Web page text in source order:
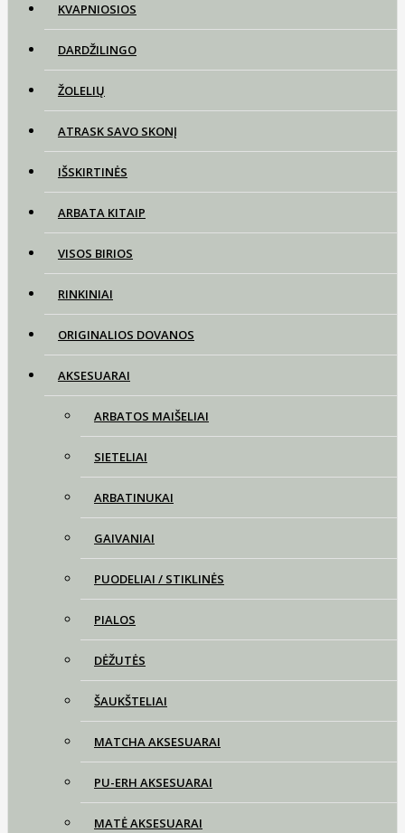
KVAPNIOSIOS
DARDŽILINGO
ŽOLELIŲ
ATRASK SAVO SKONĮ
IŠSKIRTINĖS
ARBATA KITAIP
VISOS BIRIOS
RINKINIAI
ORIGINALIOS DOVANOS
AKSESUARAI
ARBATOS MAIŠELIAI
SIETELIAI
ARBATINUKAI
GAIVANIAI
PUODELIAI / STIKLINĖS
PIALOS
DĖŽUTĖS
ŠAUKŠTELIAI
MATCHA AKSESUARAI
PU-ERH AKSESUARAI
MATĖ AKSESUARAI